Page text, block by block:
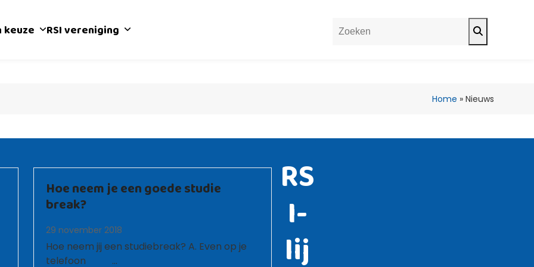
keuze RSI vereniging Search
Home » Nieuws
Hoe neem je een goede studie
break?
29 november 2018
Hoe neem jij een studiebreak? A. Even op je
telefoon …
RS
I-
lij